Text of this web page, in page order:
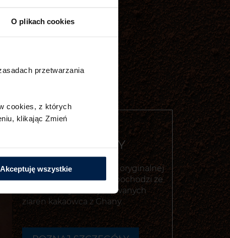
O plikach cookies
przetwarzania
cookies,​ z których
klikając Zmień
Akceptuję wszystkie
KAKAO Z GHANY
Charakterystyczny smak oryginalnej
wedlowskiej czekolady pochodzi ze
starannie wyselekcjonowanych
ziaren kakaowca z Ghany.